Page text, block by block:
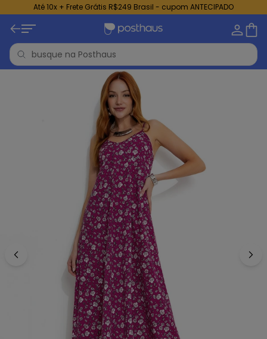
Até 10x + Frete Grátis R$249 Brasil - cupom ANTECIPADO